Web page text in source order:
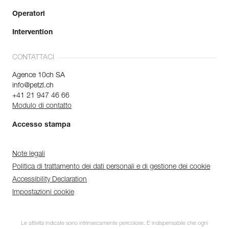
Operatori
Intervention
CONTATTACI
Agence 10ch SA
info@petzl.ch
+41 21 947 46 66
Modulo di contatto
Accesso stampa
Note legali
Politica di trattamento dei dati personali e di gestione dei cookie
Accessibility Declaration
Impostazioni cookie
Le attività indicate sono intrinsecamente pericolose. È indispensabile che ogni